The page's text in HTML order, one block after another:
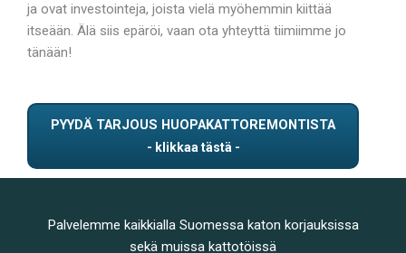
ja ovat investointeja, joista vielä myöhemmin kiittää
itseään. Älä siis epäröi, vaan ota yhteyttä tiimiimme jo
tänään!
PYYDÄ TARJOUS HUOPAKATTOREMONTISTA
Palvelemme kaikkialla Suomessa katon korjauksissa
sekä muissa kattotöissä